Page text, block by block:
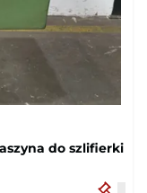
do szlifierki